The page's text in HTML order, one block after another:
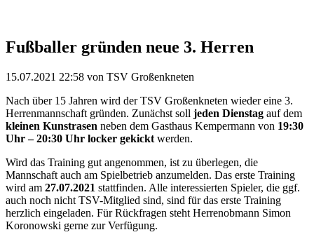
Fußballer gründen neue 3. Herren
15.07.2021 22:58 von TSV Großenkneten
Nach über 15 Jahren wird der TSV Großenkneten wieder eine 3.
Herrenmannschaft gründen. Zunächst soll jeden Dienstag auf dem
kleinen Kunstrasen neben dem Gasthaus Kempermann von 19:30
Uhr – 20:30 Uhr locker gekickt werden.
Wird das Training gut angenommen, ist zu überlegen, die
Mannschaft auch am Spielbetrieb anzumelden. Das erste Training
wird am 27.07.2021 stattfinden. Alle interessierten Spieler, die ggf.
auch noch nicht TSV-Mitglied sind, sind für das erste Training
herzlich eingeladen. Für Rückfragen steht Herrenobmann Simon
Koronowski gerne zur Verfügung.